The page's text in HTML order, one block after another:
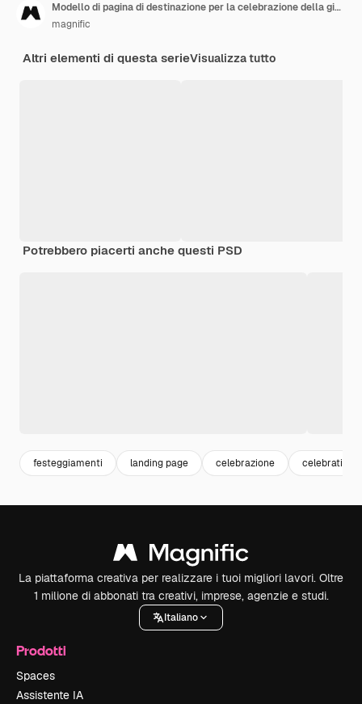
Modello di pagina di destinazione per la celebrazione della giornata internazionale della gioventù
magnific
Altri elementi di questa serieVisualizza tutto
Potrebbero piacerti anche questi PSD
festeggiamenti landing page celebrazione celebration
La piattaforma creativa per realizzare i tuoi migliori lavori. Oltre
1 milione di abbonati tra creativi, imprese, agenzie e studi.
Italiano
Prodotti
Spaces
Assistente IA